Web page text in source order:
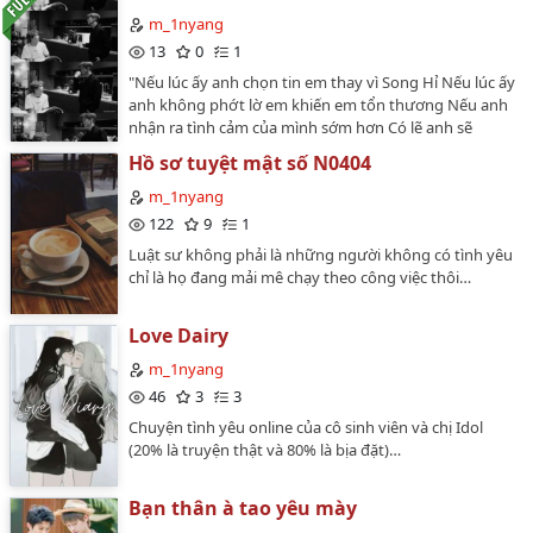
boylove cùng tên…
m_1nyang
13
0
1
"Nếu lúc ấy anh chọn tin em thay vì Song Hỉ Nếu lúc ấy
anh không phớt lờ em khiến em tổn thương Nếu anh
nhận ra tình cảm của mình sớm hơn Có lẽ anh sẽ
anh đến gặp em đây"…
Hồ sơ tuyệt mật số N0404
m_1nyang
122
9
1
Luật sư không phải là những người không có tình yêu
chỉ là họ đang mải mê chạy theo công việc thôi…
Love Dairy
m_1nyang
46
3
3
Chuyện tình yêu online của cô sinh viên và chị Idol
(20% là truyện thật và 80% là bịa đặt)…
Bạn thân à tao yêu mày